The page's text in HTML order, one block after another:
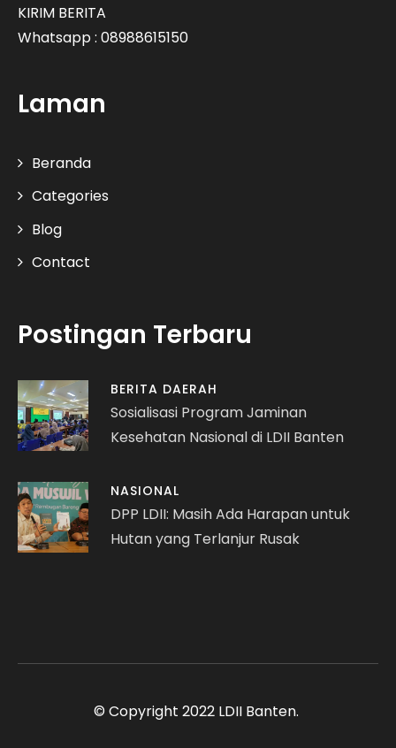
KIRIM BERITA
Whatsapp : 08988615150
Laman
Beranda
Categories
Blog
Contact
Postingan Terbaru
BERITA DAERAH
Sosialisasi Program Jaminan
Kesehatan Nasional di LDII Banten
NASIONAL
DPP LDII: Masih Ada Harapan untuk
Hutan yang Terlanjur Rusak
© Copyright 2022 LDII Banten.